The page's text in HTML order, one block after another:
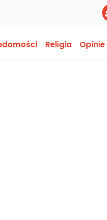
Religia Opinie